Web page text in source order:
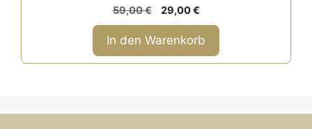
0
v
o
n
5
59,00€
Ursprünglicher
Preis
war:
59,00 €
29,00€Aktueller
Preis
ist:
29,00 €.
In den Warenkorb